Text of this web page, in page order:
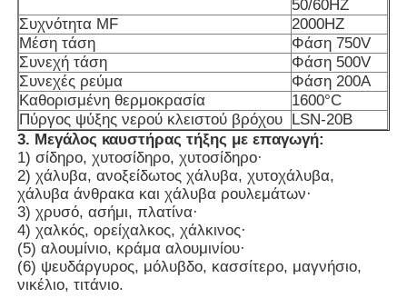
Ποιοτικός έλεγχος
Μας ελάτε σε επαφή με
Ειδήσεις
Περιπτώσεις
Ζητήστε ένα απόσπασμα
50/60HZ
Συχνότητα MF
2000HZ
Μέση τάση
Φάση 750V
Συνεχή τάση
Φάση 500V
Συνεχές ρεύμα
Φάση 200A
Καθορισμένη θερμοκρασία
1600°C
Πύργος ψύξης νερού κλειστού βρόχου LSN-20B
3. Μεγάλος καυστήρας τήξης με επαγωγή:
1) σίδηρο, χυτοσίδηρο, χυτοσίδηρο·
2) χάλυβα, ανοξείδωτος χάλυβα, χυτοχάλυβα,
χάλυβα άνθρακα και χάλυβα ρουλεμάτων·
3) χρυσό, ασήμι, πλατίνα·
4) χαλκός, ορείχαλκος, χάλκινος·
(5) αλουμίνιο, κράμα αλουμινίου·
(6) ψευδάργυρος, μόλυβδο, κασσίτερο, μαγνήσιο,
νικέλιο, τιτάνιο.